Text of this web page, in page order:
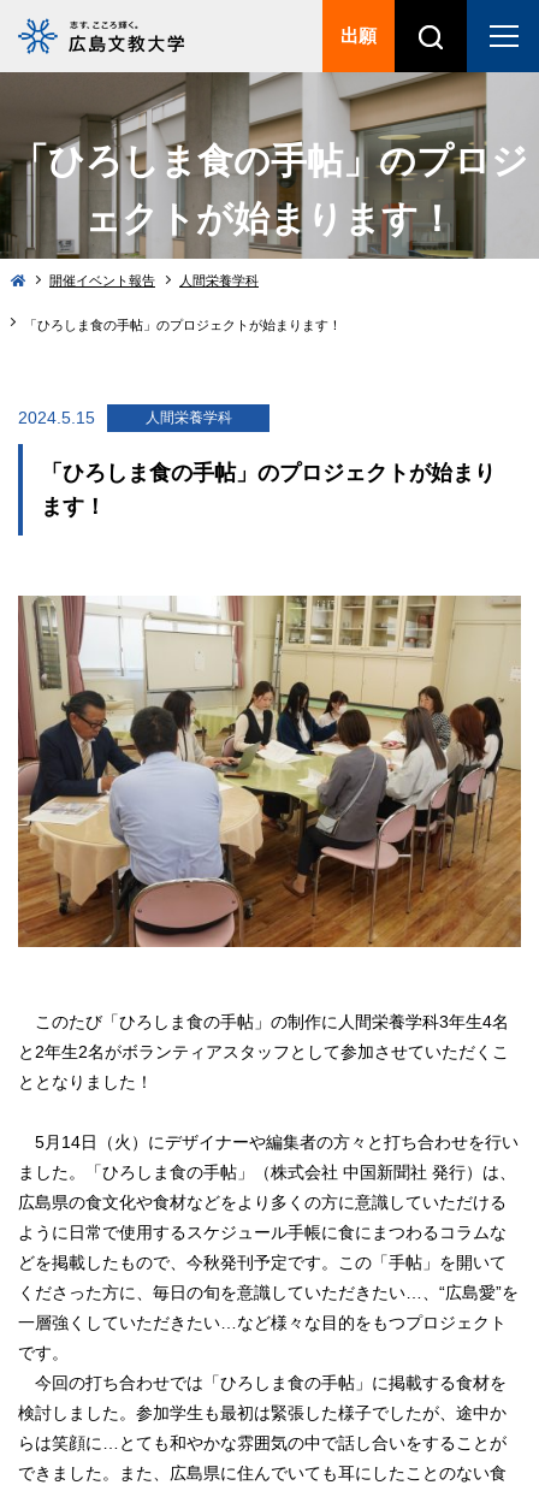
「ひろしま食の手帖」のプロジ
ェクトが始まります！
開催イベント報告 人間栄養学科
「ひろしま食の手帖」のプロジェクトが始まります！
2024.5.15 人間栄養学科
「ひろしま食の手帖」のプロジェクトが始まり
ます！
このたび 「ひろしま食の手帖」の制作に人間栄養学科3年生4名
と2年生2名がボランティアスタッフとして参加させていただくこ
ととなりました！
5月14日（火）にデザイナーや編集者の方々と打ち合わせを行い
ました。「ひろしま食の手帖」（株式会社 中国新聞社 発行）は、
広島県の食文化や食材などをより多くの方に意識していただける
ように日常で使用するスケジュール手帳に食にまつわるコラムな
どを掲載したもので、今秋発刊予定です。この「手帖」を開いて
くださった方に、毎日の旬を意識していただきたい…、“広島愛”を
一層強くしていただきたい…など様々な目的をもつプロジェクト
です。
今回の打ち合わせでは「ひろしま食の手帖」に掲載する食材を
検討しました。参加学生も最初は緊張した様子でしたが、途中か
らは笑顔に…とても和やかな雰囲気の中で話し合いをすることが
できました。また、広島県に住んでいても耳にしたことのない食
出願